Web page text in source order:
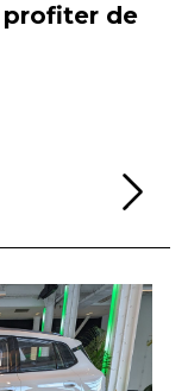
profiter de